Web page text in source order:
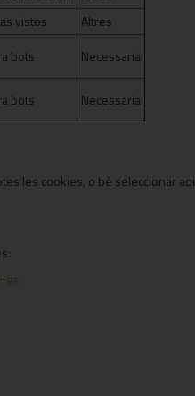
vistos
Altres
bots
Necessaria
bots Necessaria
les cookies, o bé seleccionar